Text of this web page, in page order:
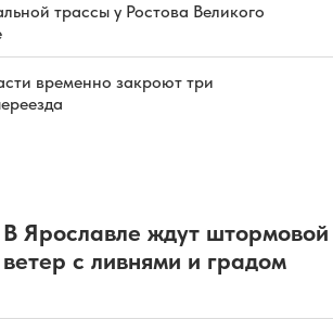
трассы у Ростова Великого
временно закроют три
В Ярославле ждут штормовой
ветер с ливнями и градом